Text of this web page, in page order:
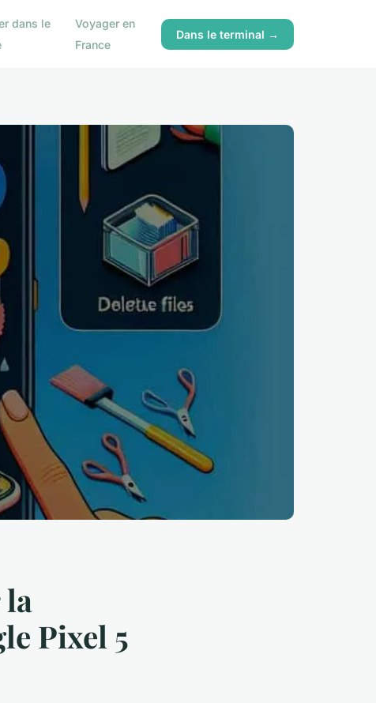
dans le
Voyager en
France
Dans le terminal →
Pixel 5